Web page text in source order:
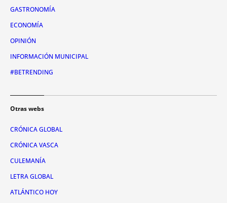
GASTRONOMÍA
ECONOMÍA
OPINIÓN
INFORMACIÓN MUNICIPAL
#BETRENDING
Otras webs
CRÓNICA GLOBAL
CRÓNICA VASCA
CULEMANÍA
LETRA GLOBAL
ATLÁNTICO HOY